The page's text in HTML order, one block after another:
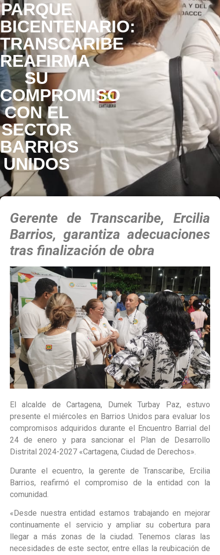
PARQUE
BICENTENARIO:
TRANSCARIBE
REAFIRMA
SU
COMPROMISO
CON EL
SECTOR
BARRIOS
UNIDOS
Gerente de Transcaribe, Ercilia
Barrios, garantiza adecuaciones
tras finalización de obra
El alcalde de Cartagena, Dumek Turbay Paz, estuvo
presente el miércoles en Barrios Unidos para evaluar los
compromisos adquiridos durante el Encuentro Barrial del
24 de enero y para sancionar el Plan de Desarrollo
Distrital 2024-2027 «Cartagena, Ciudad de Derechos».
Durante el ecuentro, la gerente de Transcaribe, Ercilia
Barrios, reafirmó el compromiso de la entidad con la
comunidad.
«Desde nuestra entidad estamos trabajando en mejorar
continuamente el servicio y ampliar su cobertura para
llegar a más zonas de la ciudad. Tenemos claras las
necesidades de este sector, entre ellas la reubicación de